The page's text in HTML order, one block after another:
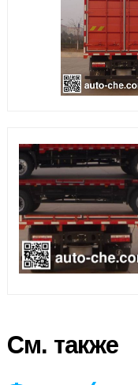
См. также